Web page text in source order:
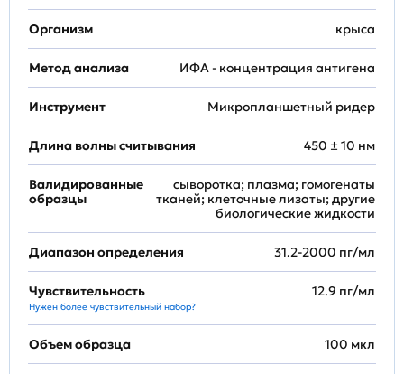
Организм крыса
Метод анализа ИФА - концентрация антигена
Инструмент Микропланшетный ридер
Длина волны считывания 450 ± 10 нм
Валидированные
образцы
сыворотка; плазма; гомогенаты
тканей; клеточные лизаты; другие
биологические жидкости
Диапазон определения 31.2-2000 пг/мл
Чувствительность
Нужен более чувствительный набор?
12.9 пг/мл
Объем образца 100 мкл